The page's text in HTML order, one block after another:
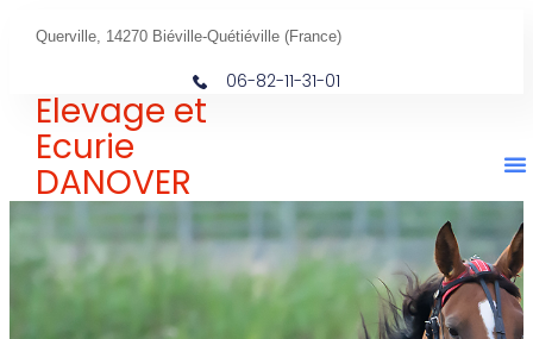
Querville, 14270 Biéville-Quétiéville (France)
06-82-11-31-01
Elevage et
Ecurie
DANOVER